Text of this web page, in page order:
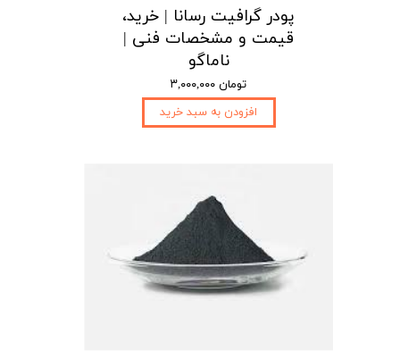
پودر گرافیت رسانا | خرید،
قیمت و مشخصات فنی |
ناماگو
۳,۰۰۰,۰۰۰ تومان
افزودن به سبد خرید